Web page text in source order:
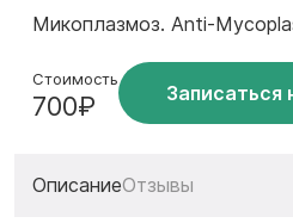
Микоплазмоз. Anti-
Стоимость
700₽ Записаться
ОписаниеОтзывы